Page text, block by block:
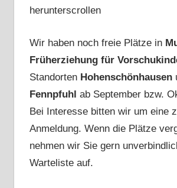
herunterscrollen
Wir haben noch freie Plätze in
Früherziehung für
Standorten Hohenschönhausen
Fennpfuhl ab September bzw.
Bei Interesse bitten wir um eine
Anmeldung. Wenn die Plätze
nehmen wir Sie gern
Warteliste auf.